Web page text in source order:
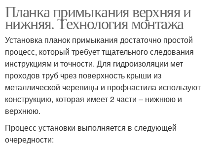
Планка примыкания верхняя и
нижняя. Технология монтажа
Установка планок примыкания достаточно простой
процесс, который требует тщательного следования
инструкциям и точности. Для гидроизоляции мет
проходов труб чрез поверхность крыши из
металлической черепицы и профнастила используют
конструкцию, которая имеет 2 части – нижнюю и
верхнюю.
Процесс установки выполняется в следующей
очередности: